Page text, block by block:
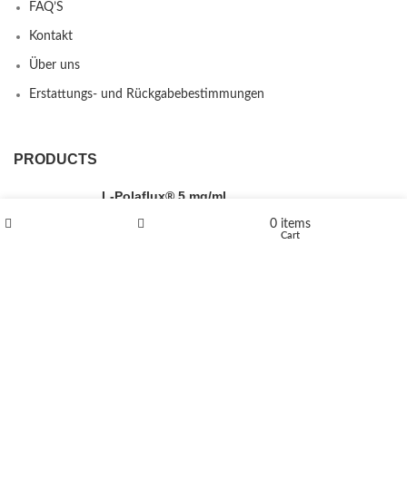
FAQ’S
Kontakt
Über uns
Erstattungs- und Rückgabebestimmungen
PRODUCTS
L-Polaflux® 5 mg/ml
0 items
Cart